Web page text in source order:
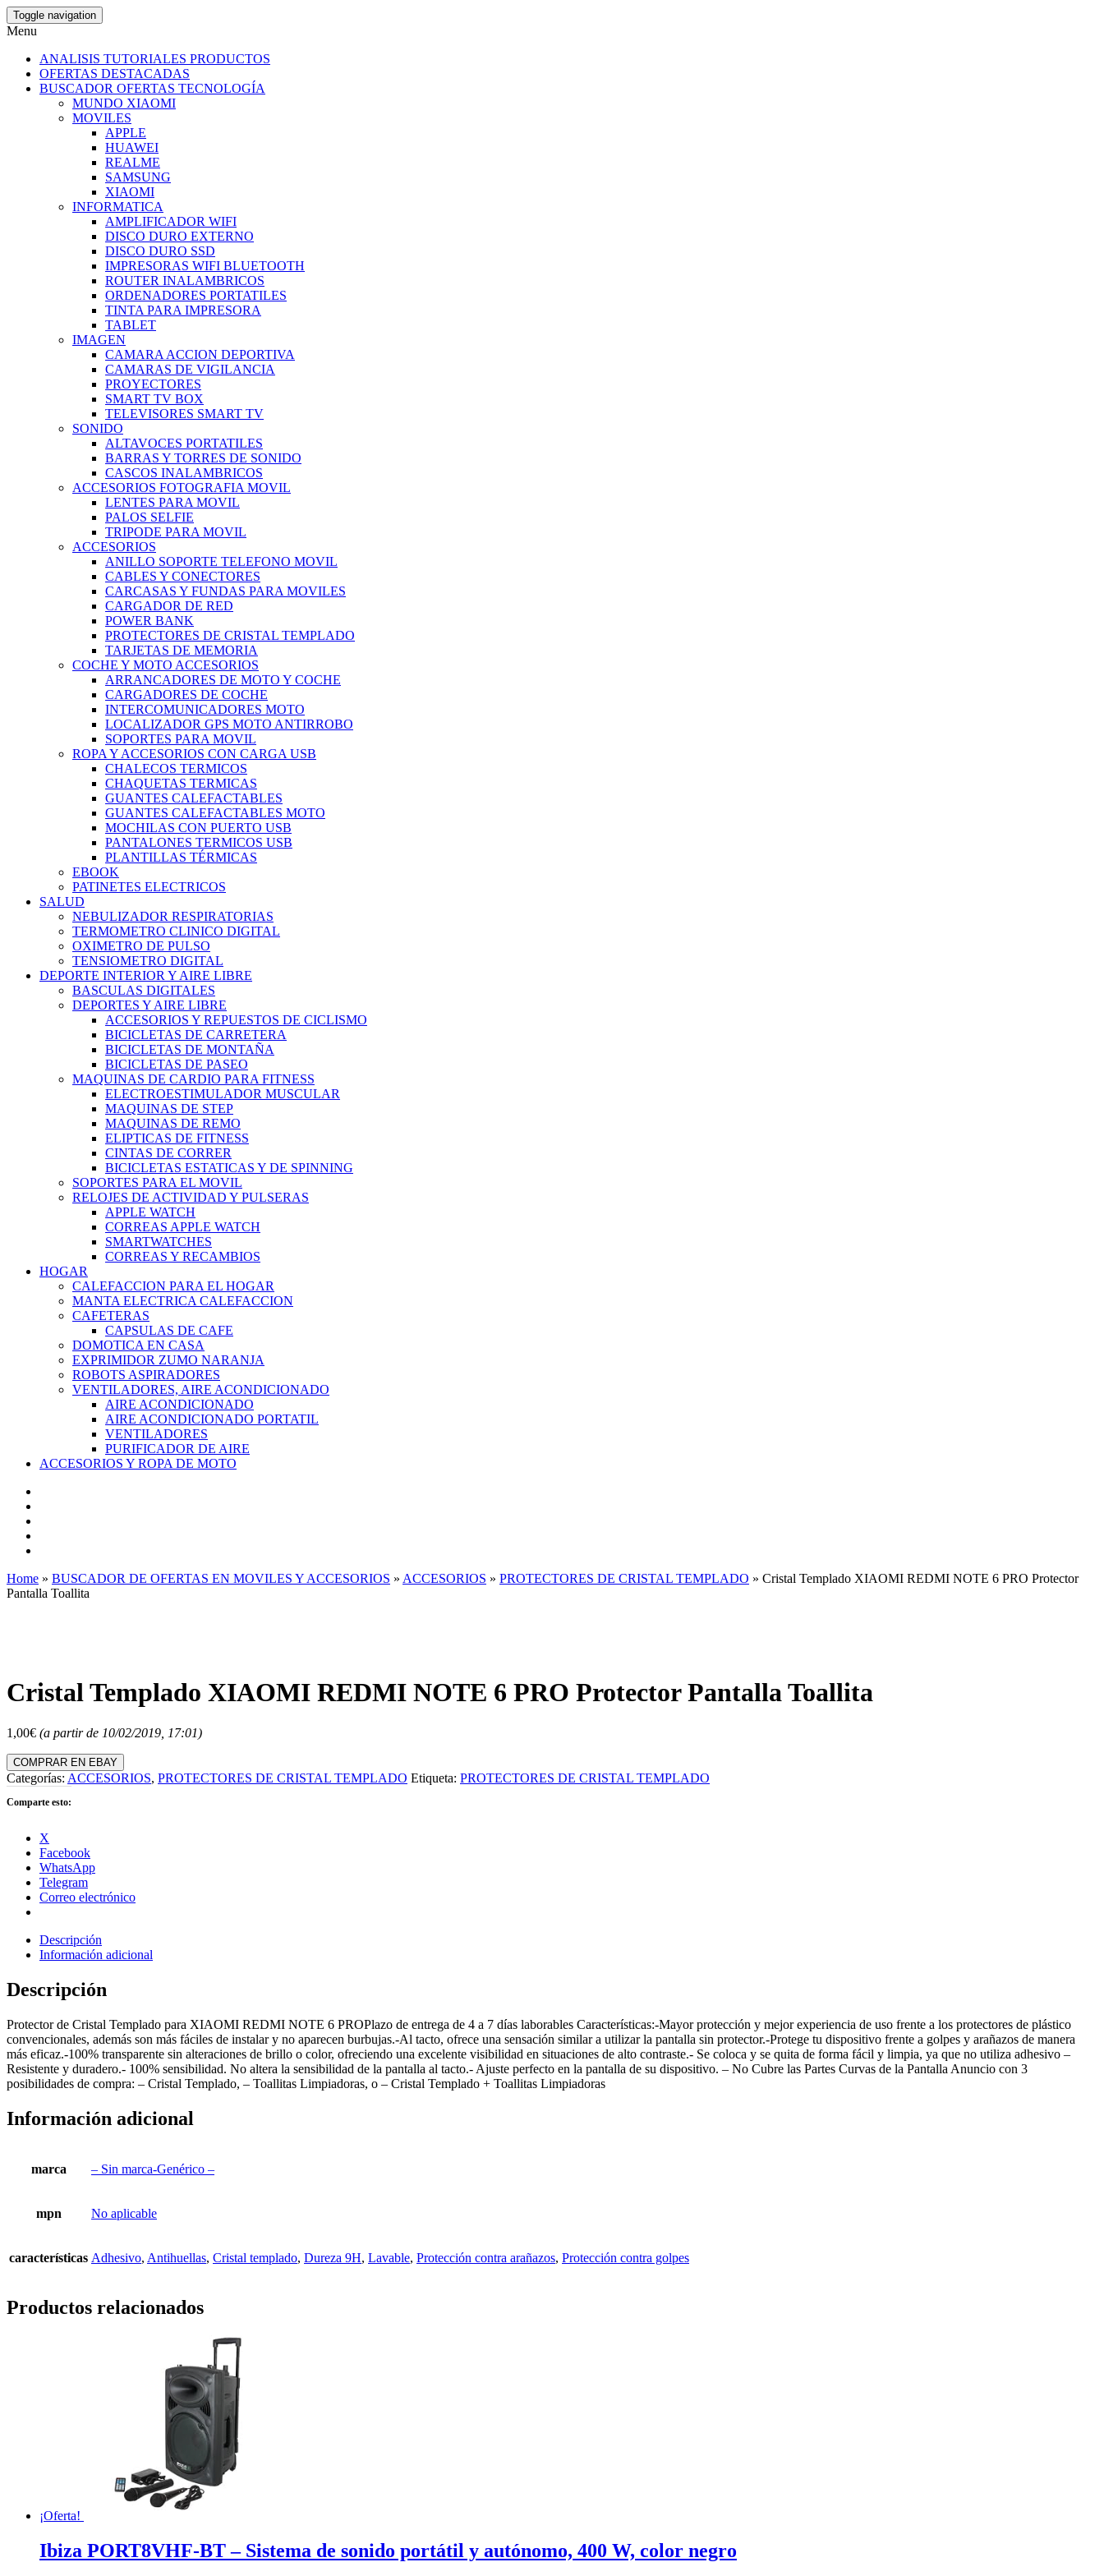
Skip
to
content
Toggle navigation
Menu
ANALISIS TUTORIALES PRODUCTOS
OFERTAS DESTACADAS
BUSCADOR OFERTAS TECNOLOGÍA
MUNDO XIAOMI
MOVILES
APPLE
HUAWEI
REALME
SAMSUNG
XIAOMI
INFORMATICA
AMPLIFICADOR WIFI
DISCO DURO EXTERNO
DISCO DURO SSD
IMPRESORAS WIFI BLUETOOTH
ROUTER INALAMBRICOS
ORDENADORES PORTATILES
TINTA PARA IMPRESORA
TABLET
IMAGEN
CAMARA ACCION DEPORTIVA
CAMARAS DE VIGILANCIA
PROYECTORES
SMART TV BOX
TELEVISORES SMART TV
SONIDO
ALTAVOCES PORTATILES
BARRAS Y TORRES DE SONIDO
CASCOS INALAMBRICOS
ACCESORIOS FOTOGRAFIA MOVIL
LENTES PARA MOVIL
PALOS SELFIE
TRIPODE PARA MOVIL
ACCESORIOS
ANILLO SOPORTE TELEFONO MOVIL
CABLES Y CONECTORES
CARCASAS Y FUNDAS PARA MOVILES
CARGADOR DE RED
POWER BANK
PROTECTORES DE CRISTAL TEMPLADO
TARJETAS DE MEMORIA
COCHE Y MOTO ACCESORIOS
ARRANCADORES DE MOTO Y COCHE
CARGADORES DE COCHE
INTERCOMUNICADORES MOTO
LOCALIZADOR GPS MOTO ANTIRROBO
SOPORTES PARA MOVIL
ROPA Y ACCESORIOS CON CARGA USB
CHALECOS TERMICOS
CHAQUETAS TERMICAS
GUANTES CALEFACTABLES
GUANTES CALEFACTABLES MOTO
MOCHILAS CON PUERTO USB
PANTALONES TERMICOS USB
PLANTILLAS TÉRMICAS
EBOOK
PATINETES ELECTRICOS
SALUD
NEBULIZADOR RESPIRATORIAS
TERMOMETRO CLINICO DIGITAL
OXIMETRO DE PULSO
TENSIOMETRO DIGITAL
DEPORTE INTERIOR Y AIRE LIBRE
BASCULAS DIGITALES
DEPORTES Y AIRE LIBRE
ACCESORIOS Y REPUESTOS DE CICLISMO
BICICLETAS DE CARRETERA
BICICLETAS DE MONTAÑA
BICICLETAS DE PASEO
MAQUINAS DE CARDIO PARA FITNESS
ELECTROESTIMULADOR MUSCULAR
MAQUINAS DE STEP
MAQUINAS DE REMO
ELIPTICAS DE FITNESS
CINTAS DE CORRER
BICICLETAS ESTATICAS Y DE SPINNING
SOPORTES PARA EL MOVIL
RELOJES DE ACTIVIDAD Y PULSERAS
APPLE WATCH
CORREAS APPLE WATCH
SMARTWATCHES
CORREAS Y RECAMBIOS
HOGAR
CALEFACCION PARA EL HOGAR
MANTA ELECTRICA CALEFACCION
CAFETERAS
CAPSULAS DE CAFE
DOMOTICA EN CASA
EXPRIMIDOR ZUMO NARANJA
ROBOTS ASPIRADORES
VENTILADORES, AIRE ACONDICIONADO
AIRE ACONDICIONADO
AIRE ACONDICIONADO PORTATIL
VENTILADORES
PURIFICADOR DE AIRE
ACCESORIOS Y ROPA DE MOTO
Home » BUSCADOR DE OFERTAS EN MOVILES Y ACCESORIOS » ACCESORIOS » PROTECTORES DE CRISTAL TEMPLADO » Cristal Templado XIAOMI REDMI NOTE 6 PRO Protector
Pantalla Toallita
Cristal Templado XIAOMI REDMI NOTE 6 PRO Protector Pantalla Toallita
1,00€ (a partir de 10/02/2019, 17:01)
COMPRAR EN EBAY
Categorías: ACCESORIOS, PROTECTORES DE CRISTAL TEMPLADO Etiqueta: PROTECTORES DE CRISTAL TEMPLADO
Comparte esto:
X
Facebook
WhatsApp
Telegram
Correo electrónico
Descripción
Información adicional
Descripción
Protector de Cristal Templado para XIAOMI REDMI NOTE 6 PROPlazo de entrega de 4 a 7 días laborables Características:-Mayor protección y mejor experiencia de uso frente a los protectores de plástico
convencionales, además son más fáciles de instalar y no aparecen burbujas.-Al tacto, ofrece una sensación similar a utilizar la pantalla sin protector.-Protege tu dispositivo frente a golpes y arañazos de manera
más eficaz.-100% transparente sin alteraciones de brillo o color, ofreciendo una excelente visibilidad en situaciones de alto contraste.- Se coloca y se quita de forma fácil y limpia, ya que no utiliza adhesivo –
Resistente y duradero.- 100% sensibilidad. No altera la sensibilidad de la pantalla al tacto.- Ajuste perfecto en la pantalla de su dispositivo. – No Cubre las Partes Curvas de la Pantalla Anuncio con 3
posibilidades de compra: – Cristal Templado, – Toallitas Limpiadoras, o – Cristal Templado + Toallitas Limpiadoras
Información adicional
marca – Sin marca-Genérico –
mpn No aplicable
características Adhesivo, Antihuellas, Cristal templado, Dureza 9H, Lavable, Protección contra arañazos, Protección contra golpes
Productos relacionados
¡Oferta!
Ibiza PORT8VHF-BT – Sistema de sonido portátil y autónomo, 400 W, color negro